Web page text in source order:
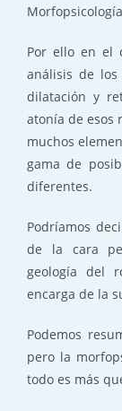
Por ello en el
análisis de
dilatación y
atonía de esos
muchos
gama de
diferentes.
Podríamos
de la cara
geología del
encarga de la
Podemos
pero la
todo es más